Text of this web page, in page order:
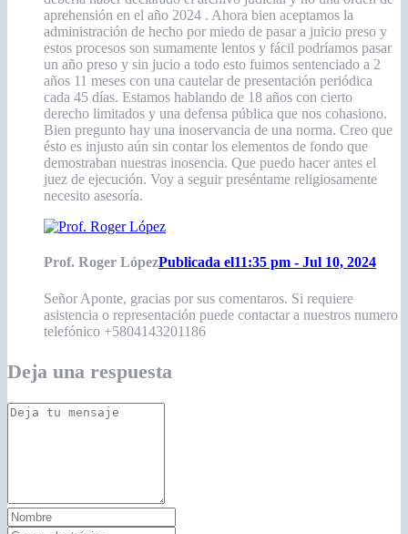
aprehensión en el año 2024 . Ahora bien aceptamos la
administración de hecho por miedo de pasar a juicio preso y
estos procesos son sumamente lentos y fácil podríamos pasar
un año preso y sin jucio a todo esto fuimos sentenciado a 2
años 11 meses con una cautelar de presentación periódica
cada 45 días. Estamos hablando de 18 años con cierto
derecho limitados y una defensa pública que nos cohasiono.
Bien pregunto hay una inoservancia de una norma. Creo que
ésto es injusto aún sin contar los elementos de fondo que
demostraban nuestras inosencia. Que puedo hacer antes el
juez de ejecución. Voy a seguir preséntame religiosamente
necesito asesoría.
Prof. Roger LópezPublicada el11:35 pm - Jul 10, 2024
Señor Aponte, gracias por sus comentaros. Si requiere
asistencia o representación puede contactar a nuestros numero
telefónico +5804143201186
Deja una respuesta